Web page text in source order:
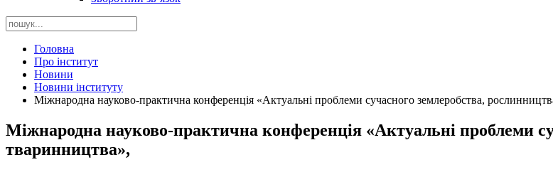
Головна
Про інститут
Новини
Новини інституту
Міжнародна науково-практична конференція «Актуальні проблеми сучасного землеробства,
Міжнародна науково-практична конференція «Актуальні проблеми
тваринництва»,